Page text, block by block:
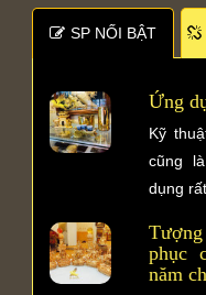
SP NỐI BẬT
Ứng
Kỹ
cũng
dụng
phục
năm